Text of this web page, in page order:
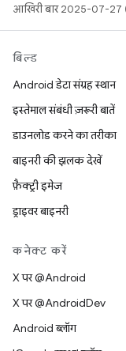
आखिरी बार 2025-07-27
बिल्ड
Android डेटा संग्रह स्थान
इस्तेमाल संबंधी ज़रूरी बातें
डाउनलोड करने का तरीका
बाइनरी की झलक देखें
फ़ैक्ट्री इमेज
ड्राइवर बाइनरी
कनेक्ट करें
X पर @Android
X पर @AndroidDev
Android ब्लॉग